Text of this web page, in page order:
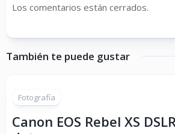
Los comentarios están cerrados.
También te puede gustar
Fotografía
Canon EOS Rebel XS